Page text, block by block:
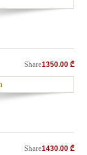
1350.00 ₾
Share
1430.00 ₾
Share